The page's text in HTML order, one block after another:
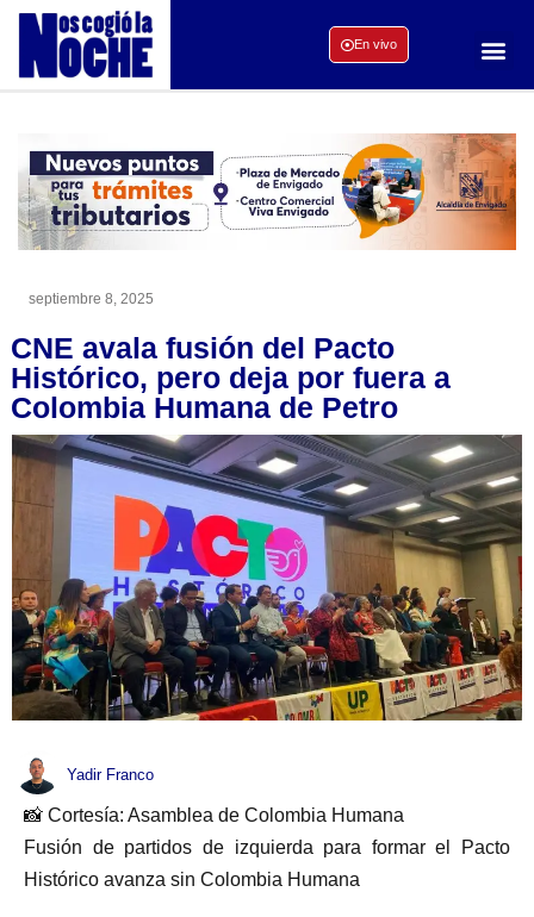
En vivo
septiembre 8, 2025
CNE avala fusión del Pacto
Histórico, pero deja por fuera a
Colombia Humana de Petro
Yadir Franco
📸 Cortesía: Asamblea de Colombia Humana
Fusión de partidos de izquierda para formar el Pacto
Histórico avanza sin Colombia Humana